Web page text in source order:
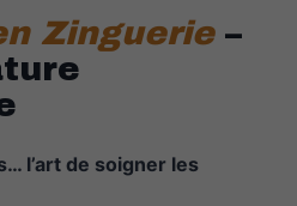
Zinguerie–
l’art de soigner les